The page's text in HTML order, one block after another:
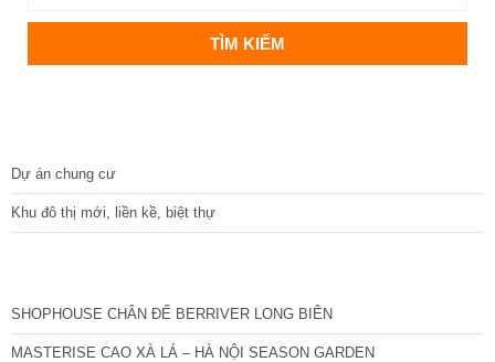
Dự án chung cư
Khu đô thị mới, liền kề, biệt thự
SHOPHOUSE CHÂN ĐẾ BERRIVER LONG BIÊN
MASTERISE CAO XÀ LÁ – HÀ NỘI SEASON GARDEN